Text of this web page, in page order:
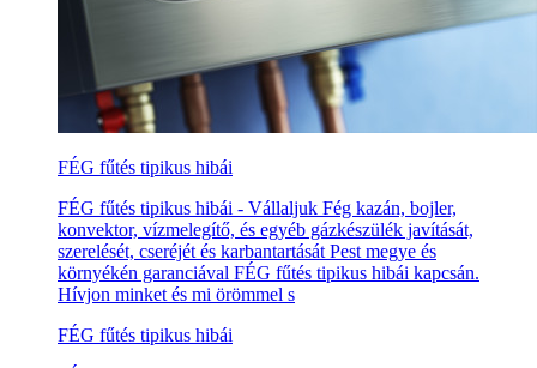
FÉG fűtés tipikus hibái
FÉG fűtés tipikus hibái - Vállaljuk Fég kazán, bojler,
konvektor, vízmelegítő, és egyéb gázkészülék javítását,
szerelését, cseréjét és karbantartását Pest megye és
környékén garanciával FÉG fűtés tipikus hibái kapcsán.
Hívjon minket és mi örömmel s
FÉG fűtés tipikus hibái